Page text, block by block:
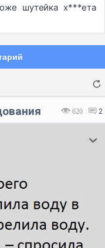
шутейка х***ета
620 2